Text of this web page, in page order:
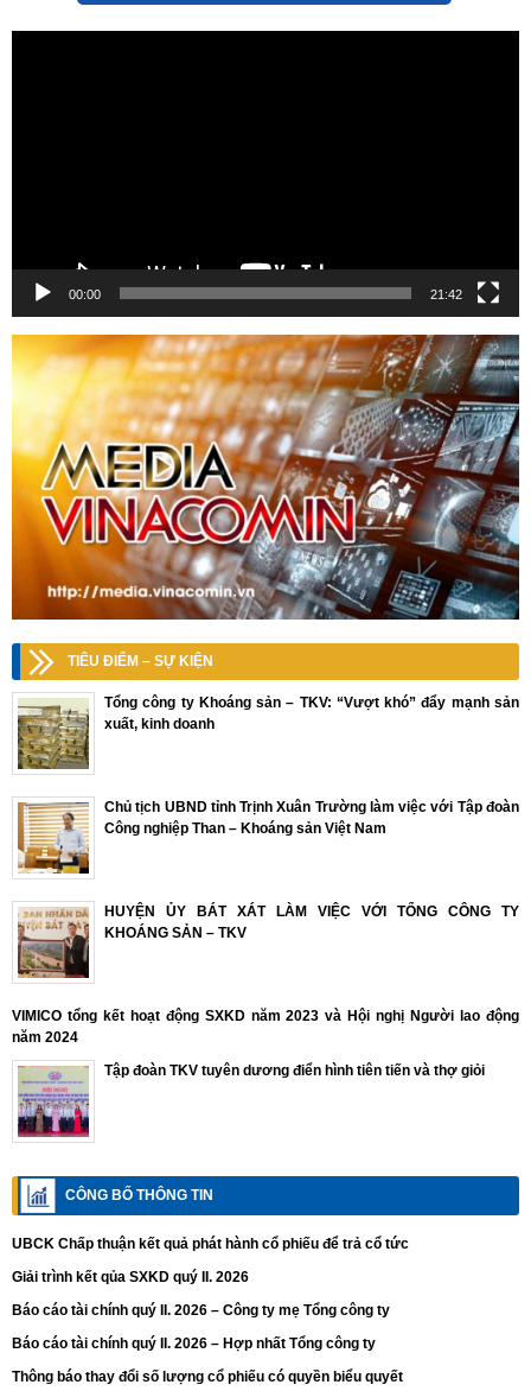
00:00 21:42
TIÊU ĐIỂM – SỰ KIỆN
Tổng công ty Khoáng sản – TKV: “Vượt khó” đẩy mạnh sản
xuất, kinh doanh
Chủ tịch UBND tỉnh Trịnh Xuân Trường làm việc với Tập đoàn
Công nghiệp Than – Khoáng sản Việt Nam
HUYỆN ỦY BÁT XÁT LÀM VIỆC VỚI TỔNG CÔNG TY
KHOÁNG SẢN – TKV
VIMICO tổng kết hoạt động SXKD năm 2023 và Hội nghị Người lao động
năm 2024
Tập đoàn TKV tuyên dương điển hình tiên tiến và thợ giỏi
CÔNG BỐ THÔNG TIN
UBCK Chấp thuận kết quả phát hành cổ phiếu để trả cổ tức
Giải trình kết qủa SXKD quý II. 2026
Báo cáo tài chính quý II. 2026 – Công ty mẹ Tổng công ty
Báo cáo tài chính quý II. 2026 – Hợp nhất Tổng công ty
Thông báo thay đổi số lượng cổ phiếu có quyền biểu quyết